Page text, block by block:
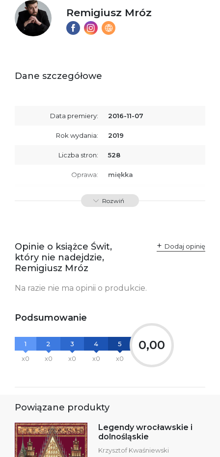
Remigiusz Mróz
Dane szczegółowe
Data premiery: 2016-11-07
Rok wydania: 2019
Liczba stron: 528
Oprawa: miękka
ISBN 9788379765362
odpowiedzialne za
zgodność produktu z
przepisami:
ul. Fredry 8
bezpieczeństwa:
Rozwiń
Opinie o książce Świt,
który nie nadejdzie,
Remigiusz Mróz
Dodaj opinię
Na razie nie ma opinii o produkcie.
Podsumowanie
1
x0
2
x0
3
x0
4
x0
5
x0
0,00
Powiązane produkty
Legendy wrocławskie i
dolnośląskie
Krzysztof Kwaśniewski